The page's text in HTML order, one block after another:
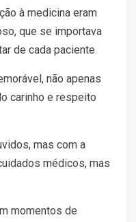
à medicina eram
que se importava
de cada paciente.
não apenas
carinho e respeito
mas com a
médicos, mas
momentos de